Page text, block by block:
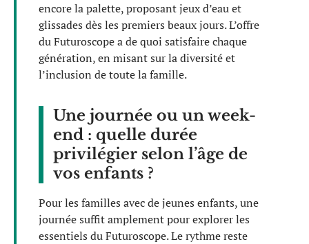
encore la palette, proposant jeux d’eau et
glissades dès les premiers beaux jours. L’offre
du Futuroscope a de quoi satisfaire chaque
génération, en misant sur la diversité et
l’inclusion de toute la famille.
Une journée ou un week-
end : quelle durée
privilégier selon l’âge de
vos enfants ?
Pour les familles avec de jeunes enfants, une
journée suffit amplement pour explorer les
essentiels du Futuroscope. Le rythme reste